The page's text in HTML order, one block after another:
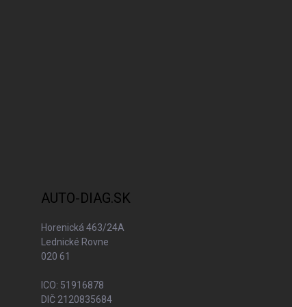
AUTO-DIAG.SK
Horenická 463/24A
Lednické Rovne
020 61
ICO: 51916878
DIČ 2120835684